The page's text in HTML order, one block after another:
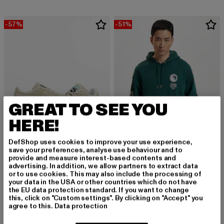
-57%
PUMA
Lacoste Graduate Pro Schuhe
38,70 EUR
Derzeitiger Preis: 38,70 EUR
89,99 EURAktionspreis: 89,99 EUR
-51%
PUMA
X STAPLE
44,10 EUR
Derzeitiger Preis: 44,10 EUR
89,99 EURAktionspreis:
GREAT TO SEE YOU
HERE!
DefShop uses cookies to improve your use experience,
save your preferences, analyse use behaviour and to
provide and measure interest-based contents and
advertising. In addition, we allow partners to extract data
or to use cookies. This may also include the processing of
your data in the USA or other countries which do not have
the EU data protection standard. If you want to change
this, click on "Custom settings". By clicking on "Accept" you
agree to this. Data protection